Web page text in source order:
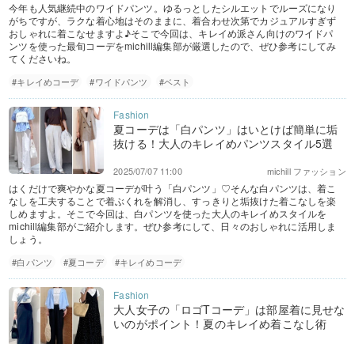
今年も人気継続中のワイドパンツ。ゆるっとしたシルエットでルーズになり
がちですが、ラクな着心地はそのままに、着合わせ次第でカジュアルすぎず
おしゃれに着こなせますよ♪そこで今回は、キレイめ派さん向けのワイドパ
ンツを使った最旬コーデをmichill編集部が厳選したので、ぜひ参考にしてみ
てくださいね。
#キレイめコーデ #ワイドパンツ #ベスト
夏コーデは「白パンツ」はいとけば簡単に垢
抜ける！大人のキレイめパンツスタイル5選
michill ファッション
2025/07/07 11:00
はくだけで爽やかな夏コーデが叶う「白パンツ」♡そんな白パンツは、着こ
なしを工夫することで着ぶくれを解消し、すっきりと垢抜けた着こなしを楽
しめますよ。そこで今回は、白パンツを使った大人のキレイめスタイルを
michill編集部がご紹介します。ぜひ参考にして、日々のおしゃれに活用しま
しょう。
#白パンツ #夏コーデ #キレイめコーデ
大人女子の「ロゴTコーデ」は部屋着に見せな
いのがポイント！夏のキレイめ着こなし術